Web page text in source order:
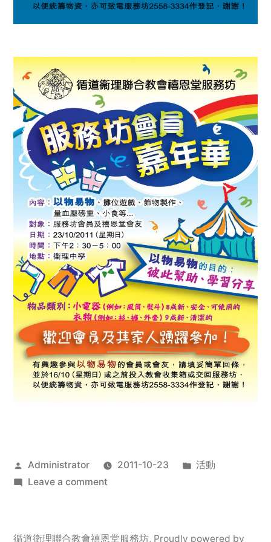
Posted
by
Administrator 2011-10-23
Posted
活動
Leave a commenton
服
循道衛理聯合教會禧恩堂服務坊, Proudly powered by